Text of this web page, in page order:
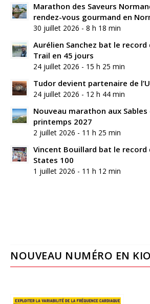
Marathon des Saveurs
rendez-vous gourmand en
30 juillet 2026 - 8 h 18 min
Aurélien Sanchez bat le record
Trail en 45 jours
24 juillet 2026 - 15 h 25 min
Tudor devient partenaire de
24 juillet 2026 - 12 h 44 min
Nouveau marathon aux Sables
printemps 2027
2 juillet 2026 - 11 h 25 min
Vincent Bouillard bat le record
States 100
1 juillet 2026 - 11 h 12 min
NOUVEAU NUMÉRO EN